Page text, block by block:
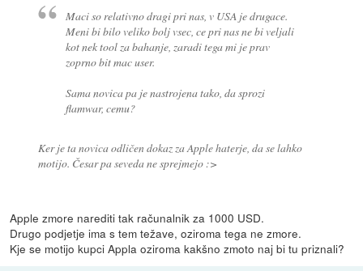
Maci so relativno dragi pri nas, v USA je drugace.
Meni bi bilo veliko bolj vsec, ce pri nas ne bi veljali
kot nek tool za bahanje, zaradi tega mi je prav
zoprno bit mac user.
Sama novica pa je nastrojena tako, da sprozi
flamwar, cemu?
Ker je ta novica odličen dokaz za Apple haterje, da se lahko
motijo. Česar pa seveda ne sprejmejo :>
Apple zmore narediti tak računalnik za 1000 USD.
Drugo podjetje ima s tem težave, oziroma tega ne zmore.
Kje se motijo kupci Appla oziroma kakšno zmoto naj bi tu priznali?